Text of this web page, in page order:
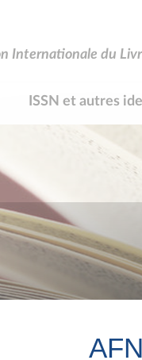
Internationale du
ISSN et autres